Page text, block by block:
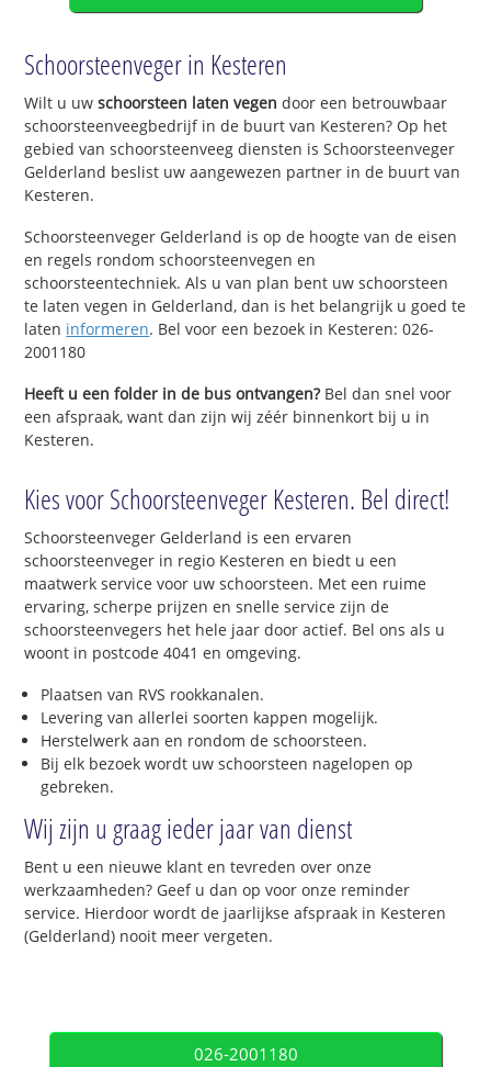
Schoorsteenveger in Kesteren
Wilt u uwschoorsteen laten vegen door een betrouwbaar
schoorsteenveegbedrijf in de buurt van Kesteren? Op het
gebied van schoorsteenveeg diensten is Schoorsteenveger
Gelderland beslist uw aangewezen partner in de buurt van
Kesteren.
Schoorsteenveger Gelderland is op de hoogte van de eisen
en regels rondom schoorsteenvegen en
schoorsteentechniek. Als u van plan bent uw schoorsteen
te laten vegen in Gelderland, dan is het belangrijk u goed te
laten informeren. Bel voor een bezoek in Kesteren: 026-
2001180
Heeft u een folder in de bus ontvangen?Bel dan snel voor
een afspraak, want dan zijn wij zéér binnenkort bij u in
Kesteren.
Kies voor Schoorsteenveger Kesteren. Bel direct!
Schoorsteenveger Gelderland is een ervaren
schoorsteenveger in regio Kesteren en biedt u een
maatwerk service voor uw schoorsteen. Met een ruime
ervaring, scherpe prijzen en snelle service zijn de
schoorsteenvegers het hele jaar door actief. Bel ons als u
woont in postcode 4041 en omgeving.
Plaatsen van RVS rookkanalen.
Levering van allerlei soorten kappen mogelijk.
Herstelwerk aan en rondom de schoorsteen.
Bij elk bezoek wordt uw schoorsteen nagelopen op
gebreken.
Wij zijn u graag ieder jaar van dienst
Bent u een nieuwe klant en tevreden over onze
werkzaamheden? Geef u dan op voor onze reminder
service. Hierdoor wordt de jaarlijkse afspraak in Kesteren
(Gelderland) nooit meer vergeten.
026-2001180